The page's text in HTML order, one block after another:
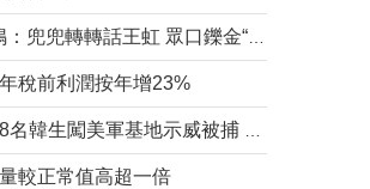
稅前利潤按年增23%
較正常值高超一倍